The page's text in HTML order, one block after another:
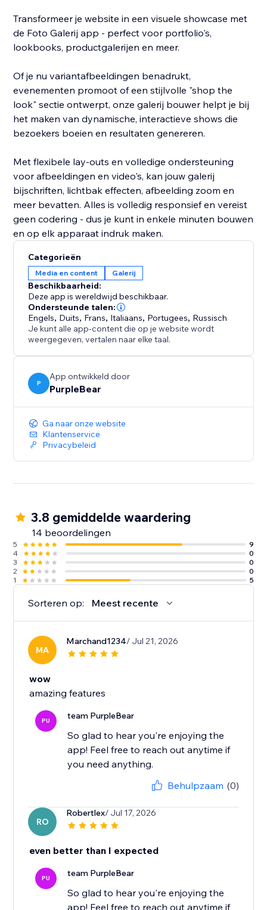
Transformeer je website in een visuele showcase met
de Foto Galerij app - perfect voor portfolio's,
lookbooks, productgalerijen en meer.
Of je nu variantafbeeldingen benadrukt,
evenementen promoot of een stijlvolle "shop the
look" sectie ontwerpt, onze galerij bouwer helpt je bij
het maken van dynamische, interactieve shows die
bezoekers boeien en resultaten genereren.
Met flexibele lay-outs en volledige ondersteuning
voor afbeeldingen en video's, kan jouw galerij
bijschriften, lichtbak effecten, afbeelding zoom en
meer bevatten. Alles is volledig responsief en vereist
geen codering - dus je kunt in enkele minuten bouwen
en op elk apparaat indruk maken.
Categorieën
Media en content Galerij
Beschikbaarheid:
Deze app is wereldwijd beschikbaar.
Ondersteunde talen:
Engels, Duits, Frans, Italiaans, Portugees, Russisch
Je kunt alle app-content die op je website wordt
weergegeven, vertalen naar elke taal.
P
App ontwikkeld door
PurpleBear
Ga naar onze website
Klantenservice
Privacybeleid
3.8 gemiddelde waardering
14 beoordelingen
5
9
4
0
3
0
2
0
1
5
Sorteren op: Meest recente
MA
Marchand1234/ Jul 21, 2026
wow
amazing features
PU team PurpleBear
So glad to hear you're enjoying the
app! Feel free to reach out anytime if
you need anything.
Behulpzaam (0)
RO
Robertlex/ Jul 17, 2026
even better than I expected
PU team PurpleBear
So glad to hear you're enjoying the
app! Feel free to reach out anytime if